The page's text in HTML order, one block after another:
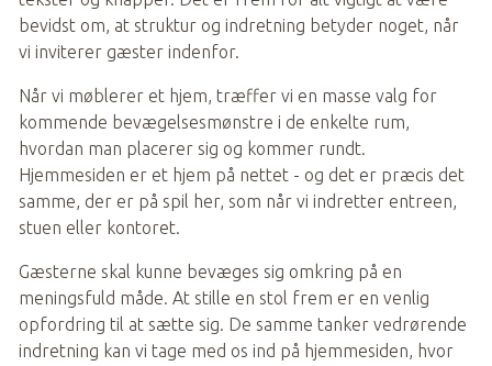
bevidst om, at struktur og indretning betyder noget, når
vi inviterer gæster indenfor.
Når vi møblerer et hjem, træffer vi en masse valg for
kommende bevægelsesmønstre i de enkelte rum,
hvordan man placerer sig og kommer rundt.
Hjemmesiden er et hjem på nettet - og det er præcis det
samme, der er på spil her, som når vi indretter entreen,
stuen eller kontoret.
Gæsterne skal kunne bevæges sig omkring på en
meningsfuld måde. At stille en stol frem er en venlig
opfordring til at sætte sig. De samme tanker vedrørende
indretning kan vi tage med os ind på hjemmesiden, hvor